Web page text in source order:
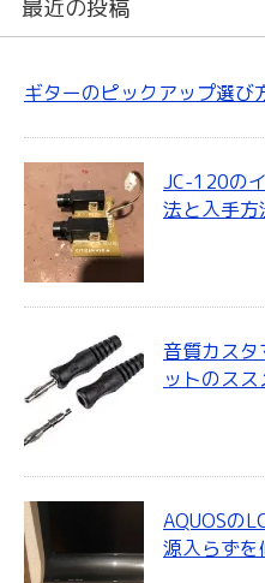
最近の投稿
ギターのピックアップ選び
JC-120の
法と入手方
音質カス
ットのスス
AQUOSの
源入らずを